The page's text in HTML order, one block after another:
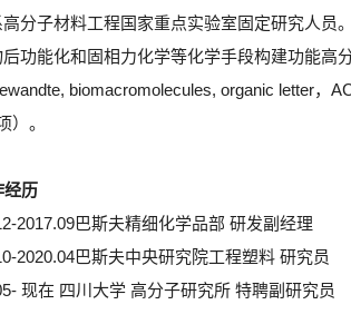
高分子材料工程国家重点实验室固定研究人
功能化和固相力化学等化学手段构建功能高
biomacromolecules, organic letter，
）。
经历
2017.09巴斯夫精细化学品部 研发副经理
2020.04巴斯夫中央研究院工程塑料 研究员
现在 四川大学 高分子研究所 特聘副研究员